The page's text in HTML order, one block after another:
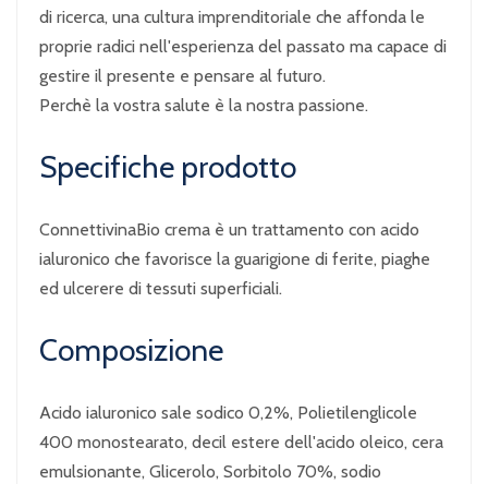
di ricerca, una cultura imprenditoriale che affonda le
proprie radici nell'esperienza del passato ma capace di
gestire il presente e pensare al futuro.
Perchè la vostra salute è la nostra passione.
Specifiche prodotto
ConnettivinaBio crema è un trattamento con acido
ialuronico che favorisce la guarigione di ferite, piaghe
ed ulcerere di tessuti superficiali.
Composizione
Acido ialuronico sale sodico 0,2%, Polietilenglicole
400 monostearato, decil estere dell'acido oleico, cera
emulsionante, Glicerolo, Sorbitolo 70%, sodio